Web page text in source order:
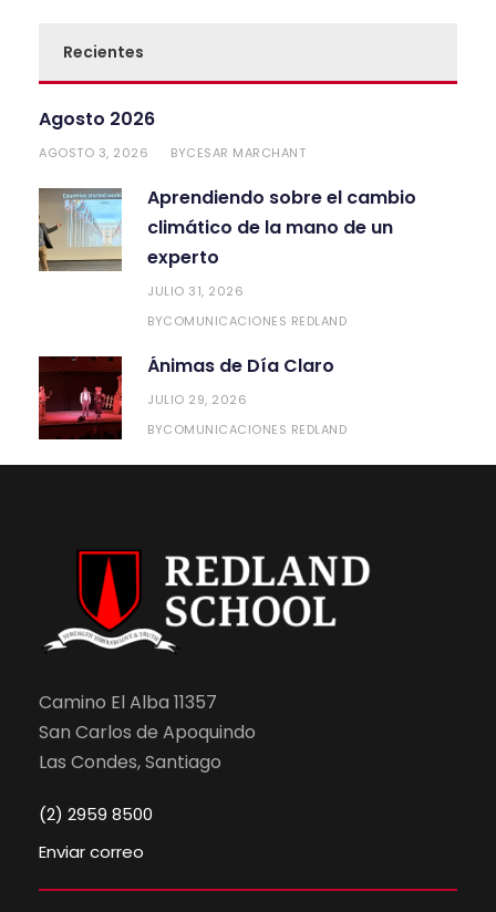
Recientes
Agosto 2026
AGOSTO 3, 2026 BYCESAR MARCHANT
Aprendiendo sobre el cambio
climático de la mano de un
experto
JULIO 31, 2026
BYCOMUNICACIONES REDLAND
Ánimas de Día Claro
JULIO 29, 2026
BYCOMUNICACIONES REDLAND
Camino El Alba 11357
San Carlos de Apoquindo
Las Condes, Santiago
(2) 2959 8500
Enviar correo